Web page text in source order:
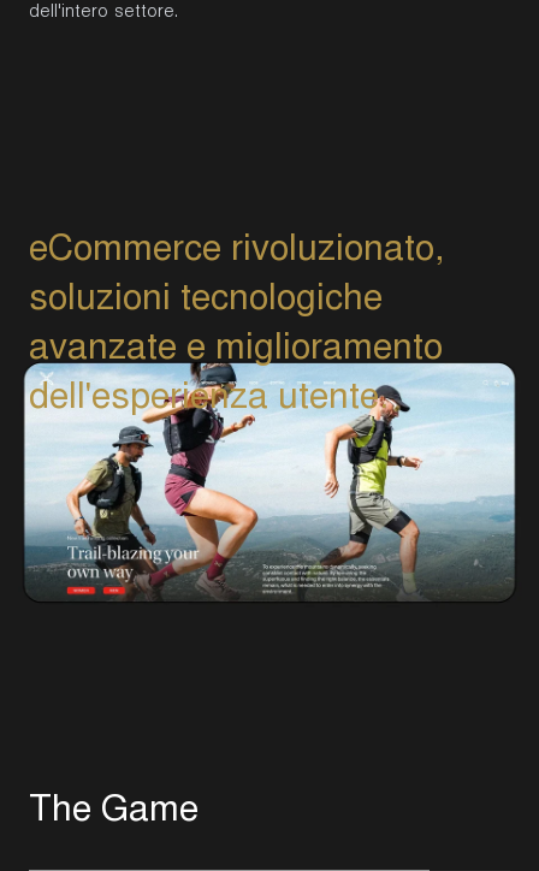
dell'intero settore.
eCommerce rivoluzionato,
soluzioni tecnologiche
avanzate e miglioramento
dell'esperienza utente.
T he Game